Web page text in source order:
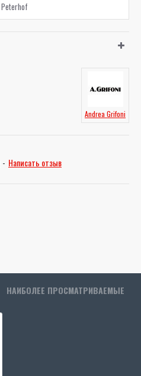
Peterhof
Andrea Grifoni
- Написать отзыв
НАИБОЛЕЕ ПРОСМАТРИВАЕМЫЕ